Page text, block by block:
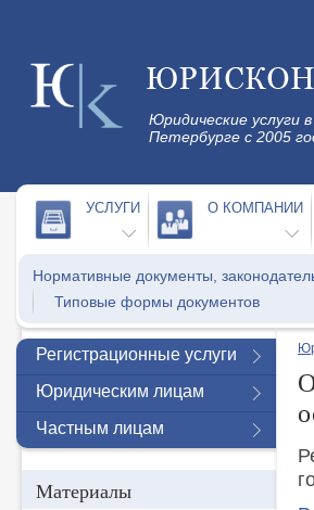
Юридические услуги
Петербурге с 2005
УСЛУГИ О КОМПАНИИ
Нормативные документы,
Типовые формы документов
Регистрационные услуги
Юридическим лицам
Частным лицам
Материалы